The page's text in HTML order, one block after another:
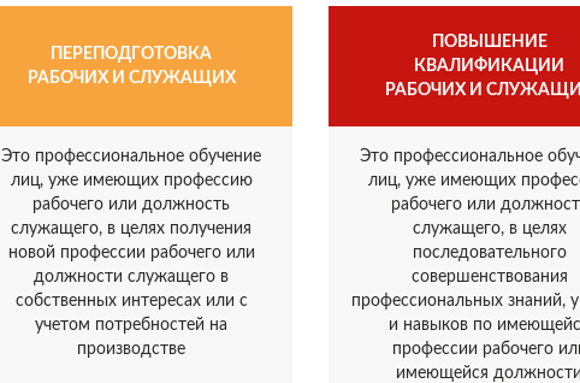
ПЕРЕПОДГОТОВКА
РАБОЧИХ И СЛУЖАЩИХ
Это профессиональное обучение
лиц, уже имеющих профессию
рабочего или должность
служащего, в целях получения
новой профессии рабочего или
должности служащего в
собственных интересах или с
учетом потребностей на
производстве
ПОВЫШЕНИЕ
КВАЛИФИКАЦИИ
РАБОЧИХ И
Это профессиональное
лиц, уже имеющих
рабочего или
служащего, в целях
последовательного
совершенствования
профессиональных знаний,
и навыков по
профессии рабочего
имеющейся должности